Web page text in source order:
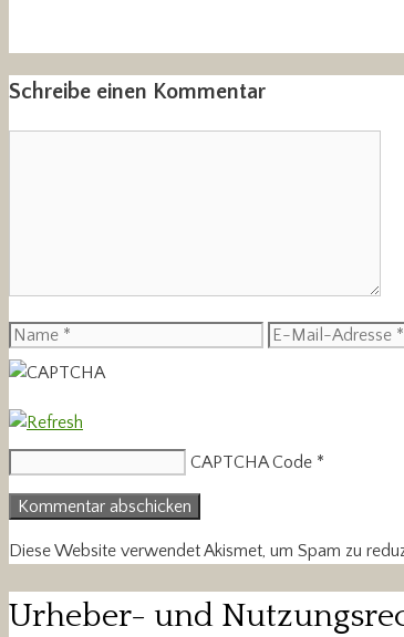
Schreibe einen Kommentar
Name
E-
CAPTCHA Code *
Diese Website verwendet Akismet, um Spam zu
Urheber- und